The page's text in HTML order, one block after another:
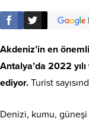
Akdeniz’in en
Antalya’da 2022
ediyor. Turist
Denizi, kumu,